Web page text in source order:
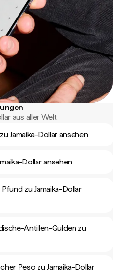
aus aller Welt.
Jamaika-Dollar ansehen
Dollar ansehen
zu Jamaika-Dollar
Antillen-Gulden zu
Peso zu Jamaika-Dollar